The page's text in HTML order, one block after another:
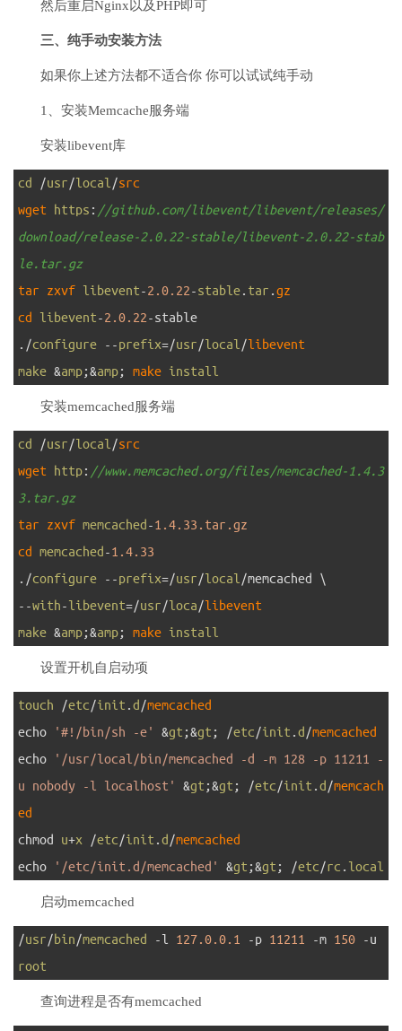
然后重启Nginx以及PHP即可
三、纯手动安装方法
如果你上述方法都不适合你 你可以试试纯手动
1、安装Memcache服务端
安装libevent库
cd /usr/local/src
wget
https : //github.com/libevent/libevent/releases/
download/release-2.0.22-stable/libevent-2.0.22-stab
le.tar.gz
tar zxvf libevent-2.0.22-stable. tar .gz
cd libevent-2.0.22-stable
. /configure --prefix=/usr/local/libevent
make &amp;&amp; make install
安装memcached服务端
cd /usr/local/src
wget
http: //www.memcached.org/files/memcached-1.4.3
3.tar.gz
tar zxvf memcached -1.4.33.tar.gz
cd memcached -1.4.33
. /configure --prefix=/usr/local/memcached
\
--with-libevent=/usr/loca/libevent
make &amp;&amp; make install
设置开机自启动项
touch /etc/init .d /memcached
echo
'#!/bin/sh -e' &gt ;&gt ; /etc/init .d /memcached
echo
'/usr/local/bin/memcached -d -m 128 -p 11211 -
u nobody -l localhost'
&gt ;&gt ; /etc/init .d /memcach
ed
chmod
u+x /etc/init .d /memcached
echo
'/etc/init.d/memcached' &gt ;&gt ; /etc/rc . local
启动memcached
/usr/bin/memcached -l 127.0.0.1 -p 11211 -m 150 -u
root
查询进程是否有memcached